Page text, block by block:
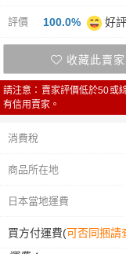
評價 100.0% 好
收藏此賣家
請注意：賣家評價低於50或
有信用賣家。
消費稅
商品所在地
日本當地運費
買方付運費(可否同捆請